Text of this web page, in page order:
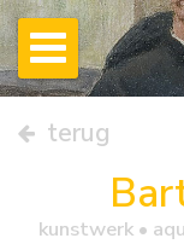
terug
kunstwerk •